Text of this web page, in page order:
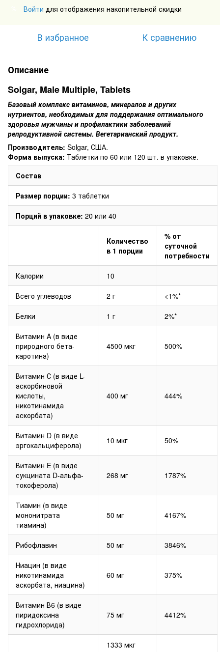
Войти для отображения накопительной скидки
В избранное К сравнению
Описание
Solgar, Male Multiple, Tablets
Базовый комплекс витаминов, минералов и других
нутриентов, необходимых для поддержания оптимального
здоровья мужчины и профилактики заболеваний
репродуктивной системы. Вегетарианский продукт.
Производитель: Solgar, США.
Форма выпуска: Таблетки по 60 или 120 шт. в упаковке.
Состав
Размер порции: 3 таблетки
Порций в упаковке: 20 или 40
Количество
в 1 порции
% от
суточной
потребности
Калории 10
Всего углеводов 2 г <1%*
Белки 1 г 2%*
Витамин A (в виде
природного бета-
каротина)
4500 мкг 500%
Витамин С (в виде L-
аскорбиновой
кислоты,
никотинамида
аскорбата)
400 мг 444%
Витамин D (в виде
эргокальциферола)
10 мкг 50%
Витамин E (в виде
сукцината D-альфа-
токоферола)
268 мг 1787%
Тиамин (в виде
мононитрата
тиамина)
50 мг 4167%
Рибофлавин 50 мг 3846%
Ниацин (в виде
никотинамида
аскорбата, ниацина)
60 мг 375%
Витамин В6 (в виде
пиридоксина
гидрохлорида)
75 мг 4412%
1333 мкг